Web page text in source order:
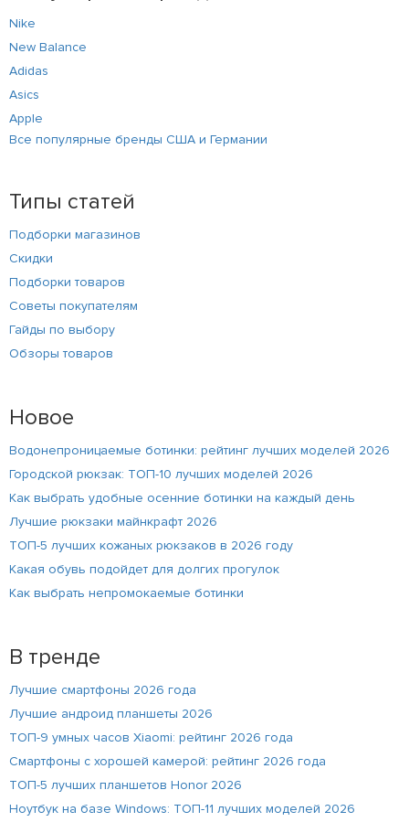
Nike
New Balance
Adidas
Asics
Apple
Все популярные бренды США и Германии
Типы статей
Подборки магазинов
Скидки
Подборки товаров
Советы покупателям
Гайды по выбору
Обзоры товаров
Новое
Водонепроницаемые ботинки: рейтинг лучших моделей 2026
Городской рюкзак: ТОП-10 лучших моделей 2026
Как выбрать удобные осенние ботинки на каждый день
Лучшие рюкзаки майнкрафт 2026
ТОП-5 лучших кожаных рюкзаков в 2026 году
Какая обувь подойдет для долгих прогулок
Как выбрать непромокаемые ботинки
В тренде
Лучшие смартфоны 2026 года
Лучшие андроид планшеты 2026
ТОП-9 умных часов Xiaomi: рейтинг 2026 года
Смартфоны с хорошей камерой: рейтинг 2026 года
ТОП-5 лучших планшетов Honor 2026
Ноутбук на базе Windows: ТОП-11 лучших моделей 2026